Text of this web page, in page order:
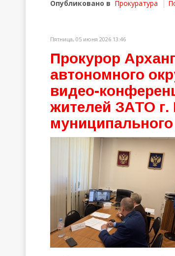
Опубликовано в Прокуратура
Пятница, 05 июня 2026 13:46
Прокурор
автономного
видео-
жителей ЗАТО
муниципального